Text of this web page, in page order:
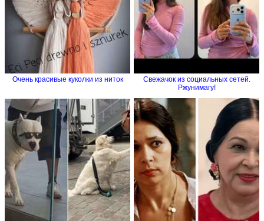
Очень красивые куколки из ниток
Свежачок из социальных сетей.
Ржунимагу!